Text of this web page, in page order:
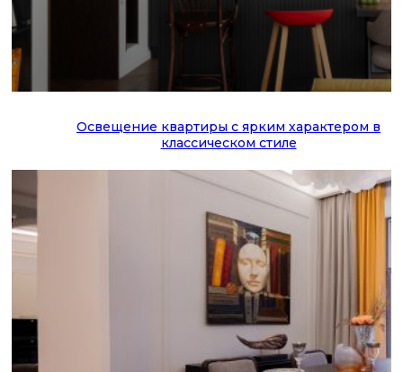
Освещение квартиры с ярким характером в
классическом стиле